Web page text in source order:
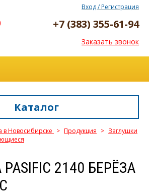
Вход / Регистрация
+7 (383) 355-61-94
Заказать звонок
Каталог
в Новосибирске > Продукция > Заглушки
2140 БЕРЁЗА